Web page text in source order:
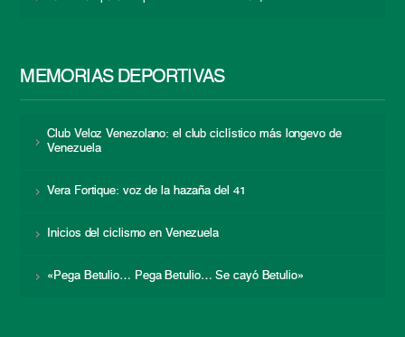
MEMORIAS DEPORTIVAS
Club Veloz Venezolano: el club ciclístico más longevo de
Venezuela
Vera Fortique: voz de la hazaña del 41
Inicios del ciclismo en Venezuela
«Pega Betulio… Pega Betulio… Se cayó Betulio»